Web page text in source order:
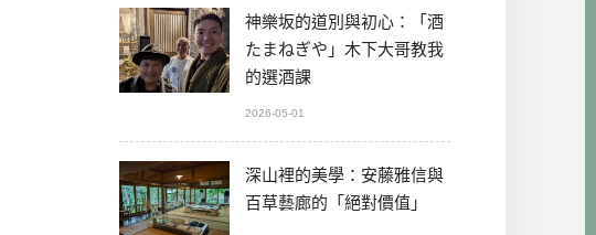
神樂坂的道別與初心：「酒
たまねぎや」木下大哥教我
的選酒課
2026-05-01
深山裡的美學：安藤雅信與
百草藝廊的「絕對價值」